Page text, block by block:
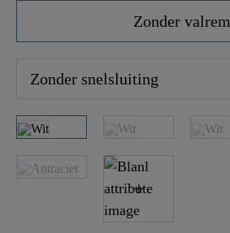
Zonder valrem